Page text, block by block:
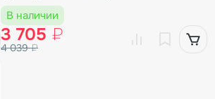
В наличии
3 705 ₽
4 039₽